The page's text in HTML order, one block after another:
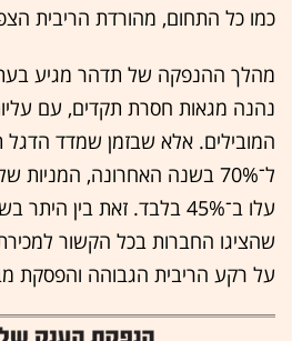
כמו כל התחום, מהורדת הריבית
מהלך ההנפקה של תדהר מגיע
נהנה מגאות חסרת תקדים, עם
ל־70% בשנה האחרונה, המניות
עלו ב־45% בלבד. זאת בין
שהציגו החברות בכל הקשור
על רקע הריבית הגבוהה והפסקת